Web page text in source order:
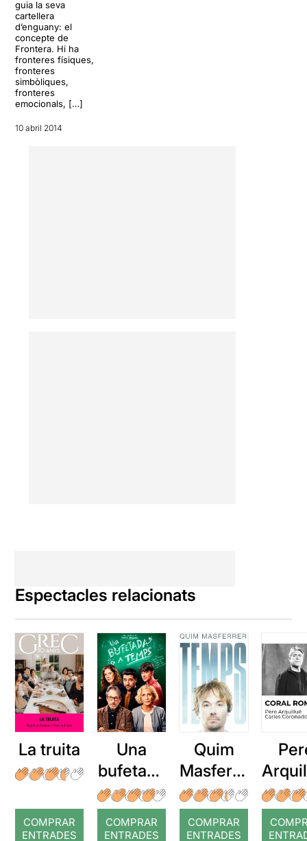
guia la seva
cartellera
d’enguany: el
concepte de
Frontera. Hi ha
fronteres físiques,
fronteres
simbòliques,
fronteres
emocionals, […]
10 abril 2014
Espectacles relacionats
La truita
COMPRAR
ENTRADES
Una
bufetada
a temps
COMPRAR
ENTRADES
Quim
Masferre
r: Temps
COMPRAR
ENTRADES
: